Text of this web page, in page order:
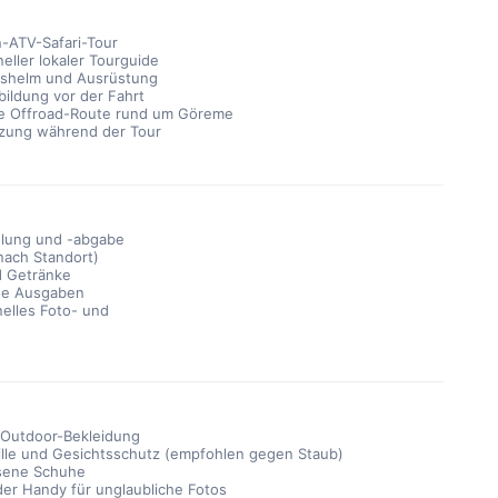
ATV-Safari-Tour
lokaler Tourguide
und Ausrüstung
vor der Fahrt
Offroad-Route rund um Göreme
während der Tour
und -abgabe
Standort)
Getränke
Ausgaben
Foto- und
Bekleidung
und Gesichtsschutz (empfohlen gegen Staub)
Schuhe
Handy für unglaubliche Fotos